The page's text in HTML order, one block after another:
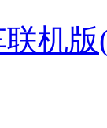
机版